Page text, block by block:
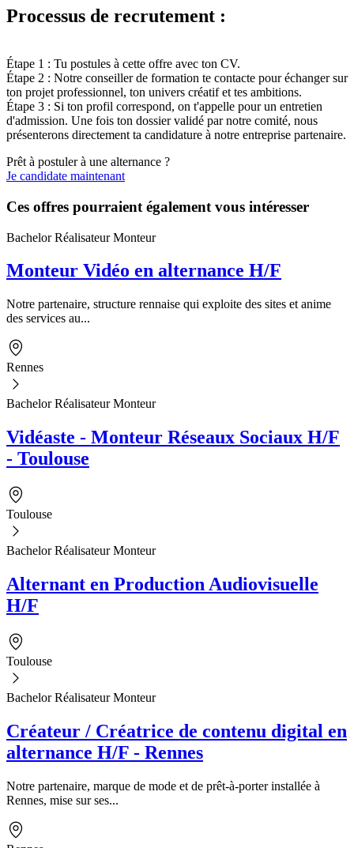
Processus de recrutement :
Étape 1 : Tu postules à cette offre avec ton CV.
Étape 2 : Notre conseiller de formation te contacte pour échanger sur
ton projet professionnel, ton univers créatif et tes ambitions.
Étape 3 : Si ton profil correspond, on t'appelle pour un entretien
d'admission. Une fois ton dossier validé par notre comité, nous
présenterons directement ta candidature à notre entreprise partenaire.
Prêt à postuler à une alternance ?
Je candidate maintenant
Ces offres pourraient également vous intéresser
Bachelor Réalisateur Monteur
Monteur Vidéo en alternance H/F
Notre partenaire, structure rennaise qui exploite des sites et anime
des services au...
Rennes
Bachelor Réalisateur Monteur
Vidéaste - Monteur Réseaux Sociaux H/F
- Toulouse
Toulouse
Bachelor Réalisateur Monteur
Alternant en Production Audiovisuelle
H/F
Toulouse
Bachelor Réalisateur Monteur
Créateur / Créatrice de contenu digital en
alternance H/F - Rennes
Notre partenaire, marque de mode et de prêt-à-porter installée à
Rennes, mise sur ses...